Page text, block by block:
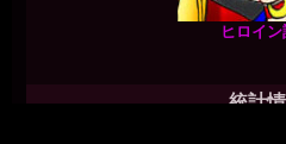
ヒロイ
統計